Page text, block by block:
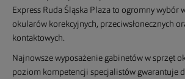
Express Ruda Śląska Plaza to ogromny wybór
okularów korekcyjnych, przeciwsłonecznych
kontaktowych.
Najnowsze wyposażenie gabinetów w sprzęt
poziom kompetencji specjalistów gwarantuje